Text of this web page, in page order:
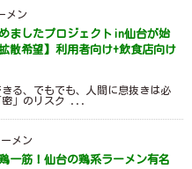
メン
ましたプロジェクトin仙台が始
散希望】利用者向け+飲食店向け
る、でもでも、人間に息抜きは必
」のリスク ...
メン
一筋！仙台の鶏系ラーメン有名